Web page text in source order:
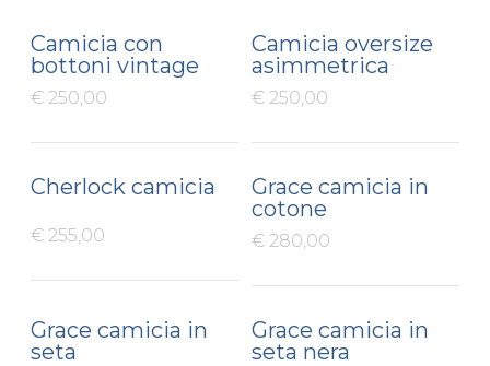
Camicia con
bottoni vintage
€ 250,00
Camicia oversize
asimmetrica
€ 250,00
Cherlock camicia
€ 255,00
Grace camicia in
cotone
€ 280,00
Grace camicia in
seta
Grace camicia in
seta nera